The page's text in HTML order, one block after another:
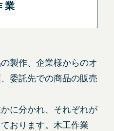
業
製作、企業様からのオ
委託先での商品の販売
に分かれ、それぞれが
おります。木工作業